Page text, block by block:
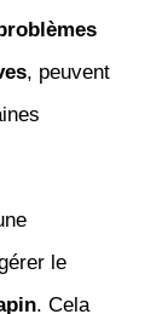
, peuvent
le
. Cela